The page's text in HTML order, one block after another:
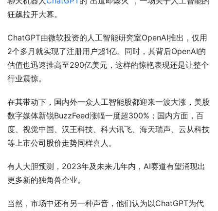
狂飙拉开大幕。
ChatGPT由微软投资的人工智能研究室OpenAI推出，仅用
2个多月就实现了注册用户超1亿。同时，其背后OpenAI的
估值也迅速推高至290亿美元，这样的惊艳表现还是让整个
行业震惊。
在其带动下，国内外一众人工智能股都迎来一波大涨，美股
数字媒体新锐BuzzFeed涨幅一度超300%；国内方面，百
度、视觉中国、汉王科技、科大讯飞、海天瑞声、云从科技
等上市公司股价走势同样喜人。
有人大胆预测，2023年及未来几年内，AI赛道有望涌现出
更多新的独角兽企业。
当然，市场中还有另一种声音，他们认为以ChatGPT为代